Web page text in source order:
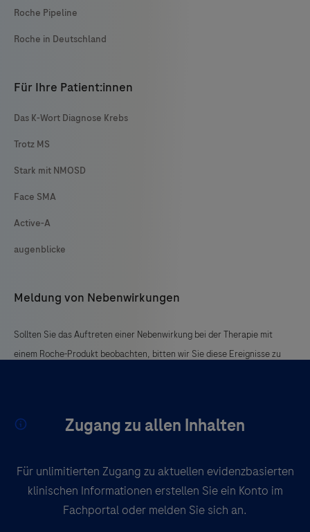
Zugang zu allen Inhalten
Für unlimitierten Zugang zu aktuellen evidenzbasierten
klinischen Informationen erstellen Sie ein Konto im
Fachportal oder melden Sie sich an.
Roche Pipeline
Roche in Deutschland
Für Ihre Patient:innen
Das K-Wort Diagnose Krebs
Trotz MS
Stark mit NMOSD
Face SMA
Active-A
augenblicke
Meldung von Nebenwirkungen
Sollten Sie das Auftreten einer Nebenwirkung bei der Therapie mit
einem Roche-Produkt beobachten, bitten wir Sie diese Ereignisse zu
Email:
grenzach.drug_safety@roche.com
Die zuständige Bundesoberbehörde:
oder
www.bfarm.de